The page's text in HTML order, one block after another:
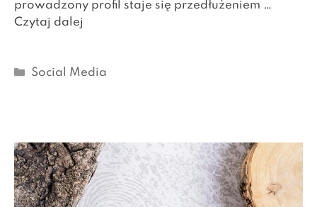
prowadzony profil staje się przedłużeniem …
Czytaj dalej
Kategorie
Social Media